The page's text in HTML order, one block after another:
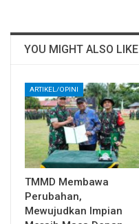
YOU MIGHT ALSO LIKE
ARTIKEL/OPINI
TMMD Membawa
Perubahan,
Mewujudkan Impian